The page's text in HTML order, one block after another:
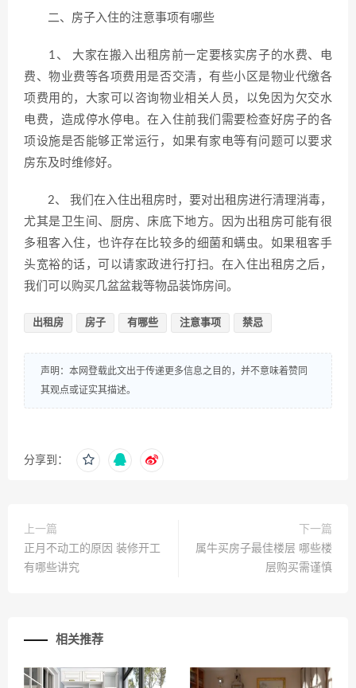
二、房子入住的注意事项有哪些
1、 大家在搬入出租房前一定要核实房子的水费、电
费、物业费等各项费用是否交清，有些小区是物业代缴各
项费用的，大家可以咨询物业相关人员，以免因为欠交水
电费，造成停水停电。在入住前我们需要检查好房子的各
项设施是否能够正常运行，如果有家电等有问题可以要求
房东及时维修好。
2、 我们在入住出租房时，要对出租房进行清理消毒，
尤其是卫生间、厨房、床底下地方。因为出租房可能有很
多租客入住，也许存在比较多的细菌和螨虫。如果租客手
头宽裕的话，可以请家政进行打扫。在入住出租房之后，
我们可以购买几盆盆栽等物品装饰房间。
出租房 房子 有哪些 注意事项 禁忌
声明：本网登载此文出于传递更多信息之目的，并不意味着赞同
其观点或证实其描述。
分享到：
上一篇
正月不动工的原因 装修开工
有哪些讲究
下一篇
属牛买房子最佳楼层 哪些楼
层购买需谨慎
相关推荐